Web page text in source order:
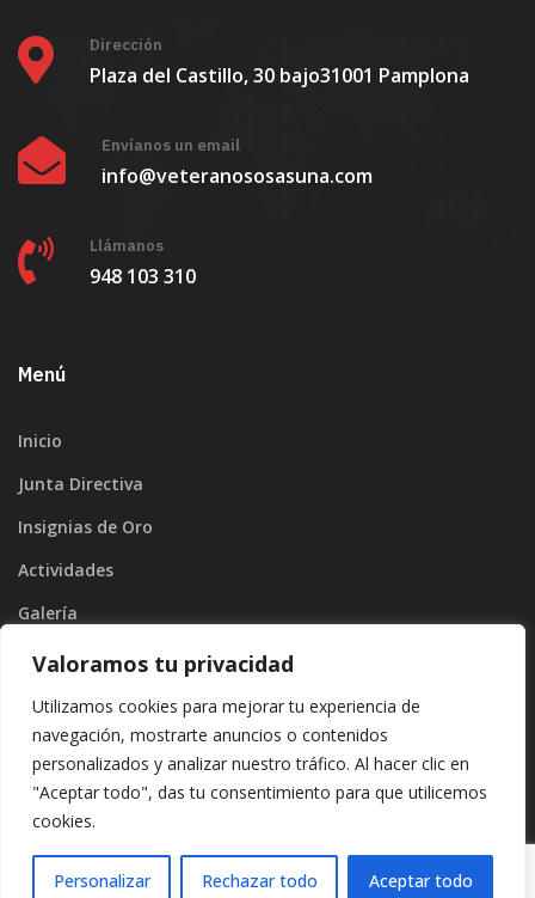
Valoramos tu privacidad
Utilizamos cookies para mejorar tu experiencia de
navegación, mostrarte anuncios o contenidos
personalizados y analizar nuestro tráfico. Al hacer clic en
"Aceptar todo", das tu consentimiento para que utilicemos
cookies.
Personalizar Rechazar todo Aceptar todo
Dirección
Plaza del Castillo, 30 bajo31001 Pamplona
Envíanos un email
info@veteranososasuna.com
Llámanos
948 103 310
Menú
Inicio
Junta Directiva
Insignias de Oro
Actividades
Galería
Blog
Contacto
Copyright ©2026